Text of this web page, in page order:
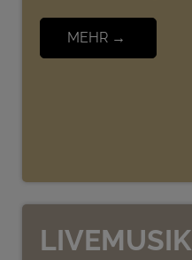
MEHR →
LIVEMUSIK